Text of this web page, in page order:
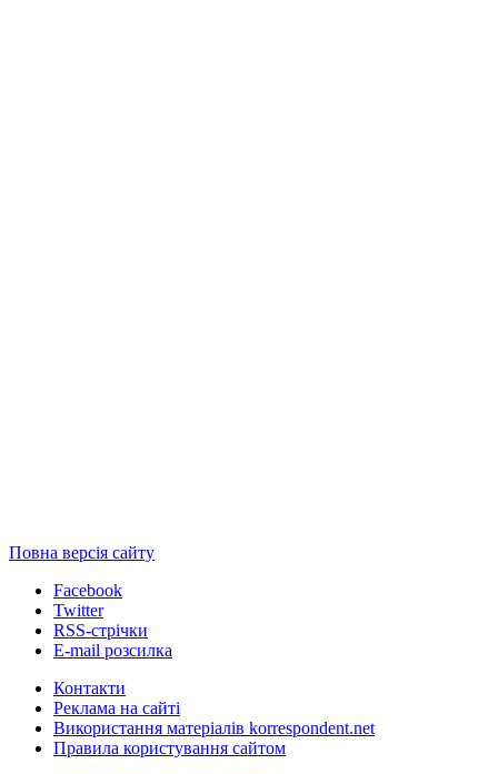
Повна версія сайту
Facebook
Twitter
RSS-стрічки
E-mail розсилка
Контакти
Реклама на сайті
Використання матеріалів korrespondent.net
Правила користування сайтом